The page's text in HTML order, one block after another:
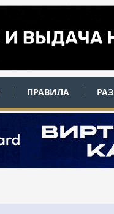
ПРАВИЛА